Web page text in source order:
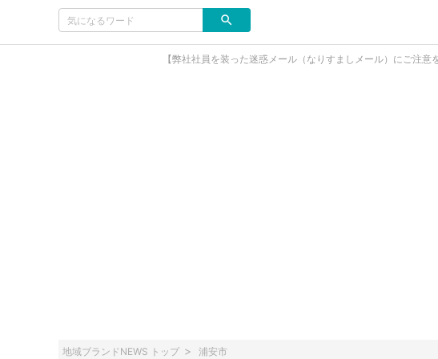
【弊社社員を装った迷惑メール（なりすましメール）にご注
地域ブランドNEWS トップ 浦安市